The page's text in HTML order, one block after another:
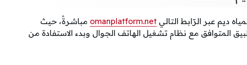
ديم عبر الرّابط التالي omanplatform.net مباشرةً، حيث
المتوافق مع نظام تشغيل الهاتف الجوال وبدء الاستفادة من